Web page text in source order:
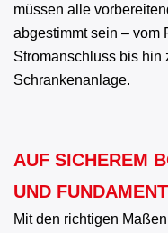
müssen alle
abgestimmt sein – vom
Stromanschluss bis hin
Schrankenanlage.
AUF SICHEREM
UND FUNDAMENT
Mit den richtigen